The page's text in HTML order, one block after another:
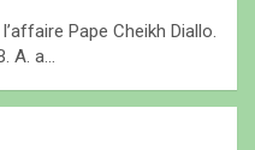
Pape Cheikh Diallo.
A. a…